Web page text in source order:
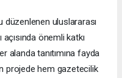
uluslararası
önemli katkı
alanda tanıtımına fayda
projede hem gazetecilik